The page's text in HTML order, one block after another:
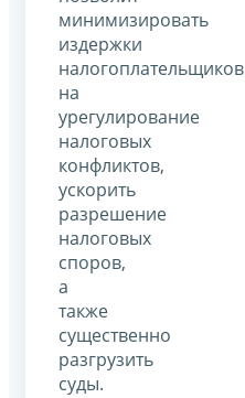
минимизировать
издержки
налогоплательщиков
на
урегулирование
налоговых
конфликтов,
ускорить
разрешение
налоговых
споров,
а
также
существенно
разгрузить
суды.